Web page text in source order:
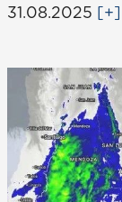
31.08.2025 [+]